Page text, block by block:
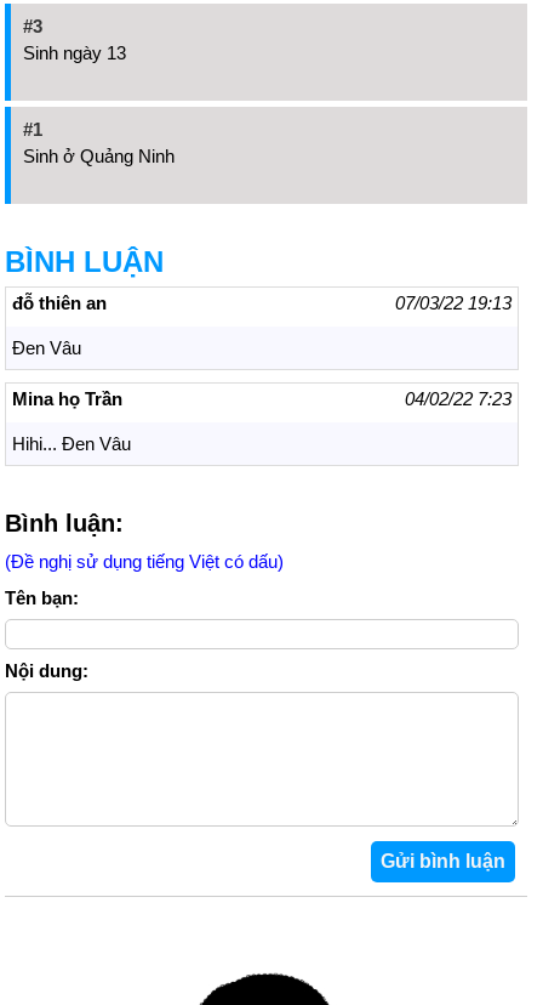
#3
Sinh ngày 13
#1
Sinh ở Quảng Ninh
BÌNH LUẬN
đỗ thiên an 07/03/22 19:13
Đen Vâu
Mina họ Trần 04/02/22 7:23
Hihi... Đen Vâu
Bình luận:
(Đề nghị sử dụng tiếng Việt có dấu)
Tên bạn:
Nội dung: